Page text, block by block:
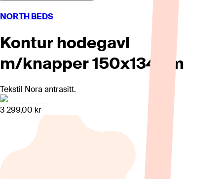
NORTH BEDS
Kontur hodegavl
m/knapper 150x134 cm
Tekstil Nora antrasitt.
3 299,00 kr